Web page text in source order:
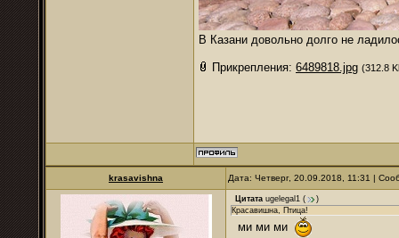
В Казани довольно долго не
Прикрепления: 6489818.jpg (312.8
krasavishna Дата: Четверг, 20.09.2018, 11:31 |
Цитата ugelegal1 (
)
Красавишна, Птица!
ми ми ми